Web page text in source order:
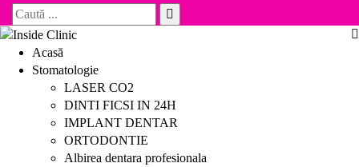
Search
for:
Acasă
Stomatologie
LASER CO2
DINTI FICSI IN 24H
IMPLANT DENTAR
ORTODONTIE
Albirea dentara profesionala